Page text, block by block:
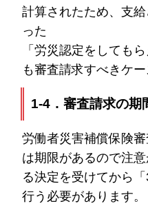
計算されたため、支
った
「労災認定をしても
も審査請求すべきケー
1-4．審査請求の期
労働者災害補償保険
は期限があるので注
る決定を受けてから
行う必要があります